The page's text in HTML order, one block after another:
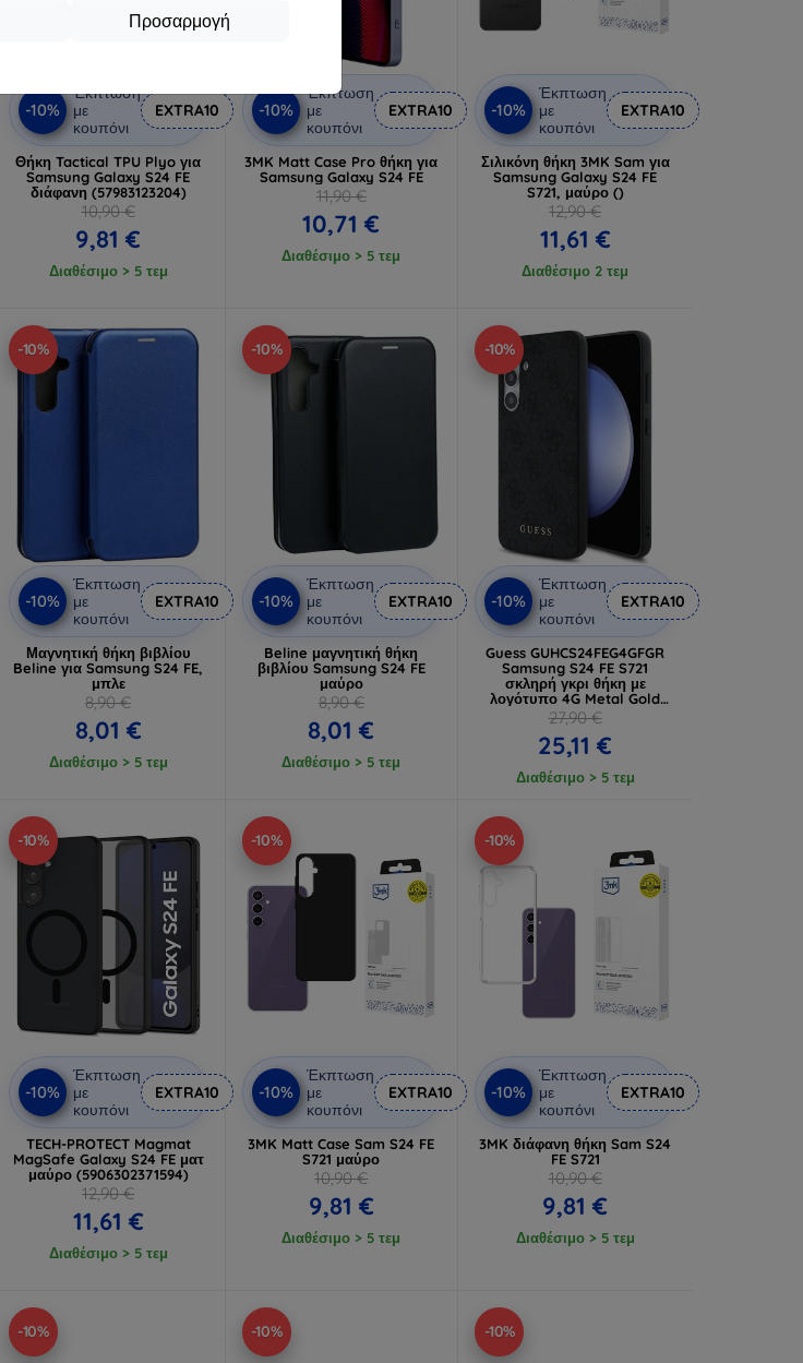
Προσαρμογή
-10%
Έκπτωση
με
κουπόνι
EXTRA10
Θήκη Tactical TPU Plyo για
Samsung Galaxy S24 FE
διάφανη (57983123204)
10,90 €
9,81 €
Διαθέσιμο > 5 τεμ
-10%
Έκπτωση
με
κουπόνι
EXTRA10
3MK Matt Case Pro θήκη για
Samsung Galaxy S24 FE
11,90 €
10,71 €
Διαθέσιμο > 5 τεμ
-10%
Έκπτωση
με
κουπόνι
EXTRA10
Σιλικόνη θήκη 3MK Sam για
Samsung Galaxy S24 FE
S721, μαύρο ()
12,90 €
11,61 €
Διαθέσιμο 2 τεμ
-10%
-10%
Έκπτωση
με
κουπόνι
EXTRA10
Μαγνητική θήκη βιβλίου
Beline για Samsung S24 FE,
μπλε
8,90 €
8,01 €
Διαθέσιμο > 5 τεμ
-10%
-10%
Έκπτωση
με
κουπόνι
EXTRA10
Beline μαγνητική θήκη
βιβλίου Samsung S24 FE
μαύρο
8,90 €
8,01 €
Διαθέσιμο > 5 τεμ
-10%
-10%
Έκπτωση
με
κουπόνι
EXTRA10
Guess GUHCS24FEG4GFGR
Samsung S24 FE S721
σκληρή γκρι θήκη με
λογότυπο 4G Metal Gold
(GUHCS24FEG4GFGR)
27,90 €
25,11 €
Διαθέσιμο > 5 τεμ
-10%
-10%
Έκπτωση
με
κουπόνι
EXTRA10
TECH-PROTECT Magmat
MagSafe Galaxy S24 FE ματ
μαύρο (5906302371594)
12,90 €
11,61 €
Διαθέσιμο > 5 τεμ
-10%
-10%
Έκπτωση
με
κουπόνι
EXTRA10
3MK Matt Case Sam S24 FE
S721 μαύρο
10,90 €
9,81 €
Διαθέσιμο > 5 τεμ
-10%
-10%
Έκπτωση
με
κουπόνι
EXTRA10
3MK διάφανη θήκη Sam S24
FE S721
10,90 €
9,81 €
Διαθέσιμο > 5 τεμ
-10% -10% -10%